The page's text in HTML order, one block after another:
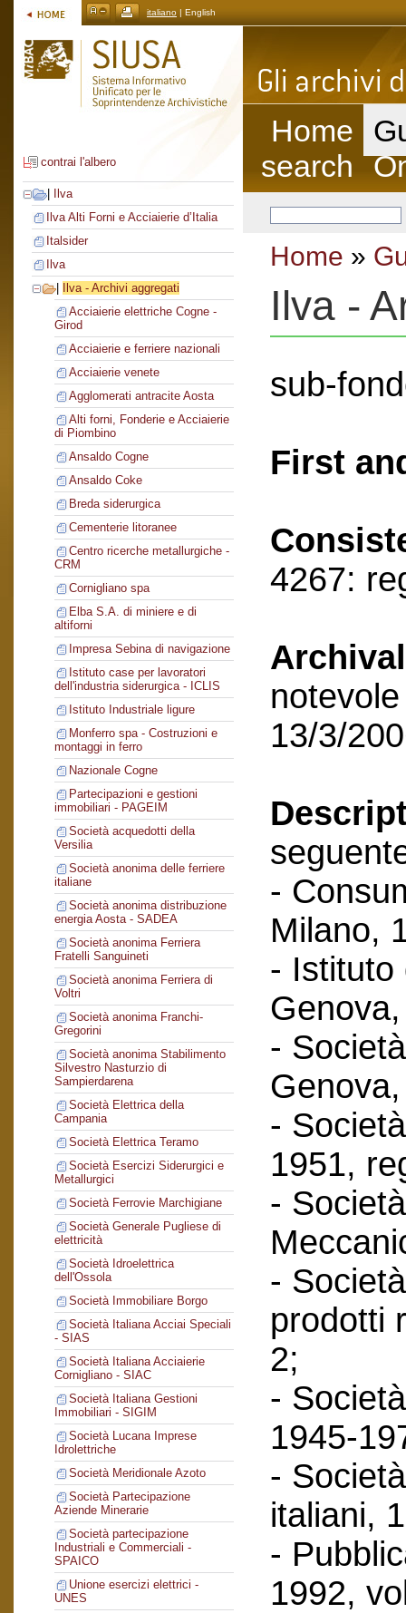
italiano | English
contrai l'albero
Ilva
Ilva Alti Forni e Acciaierie d’Italia
Italsider
Ilva
Ilva - Archivi aggregati
Acciaierie elettriche Cogne -
Girod
Acciaierie e ferriere nazionali
Acciaierie venete
Agglomerati antracite Aosta
Alti forni, Fonderie e Acciaierie
di Piombino
Ansaldo Cogne
Ansaldo Coke
Breda siderurgica
Cementerie litoranee
Centro ricerche metallurgiche -
CRM
Cornigliano spa
Elba S.A. di miniere e di
altiforni
Impresa Sebina di navigazione
Istituto case per lavoratori
dell'industria siderurgica - ICLIS
Istituto Industriale ligure
Monferro spa - Costruzioni e
montaggi in ferro
Nazionale Cogne
Partecipazioni e gestioni
immobiliari - PAGEIM
Società acquedotti della
Versilia
Società anonima delle ferriere
italiane
Società anonima distribuzione
energia Aosta - SADEA
Società anonima Ferriera
Fratelli Sanguineti
Società anonima Ferriera di
Voltri
Società anonima Franchi-
Gregorini
Società anonima Stabilimento
Silvestro Nasturzio di
Sampierdarena
Società Elettrica della
Campania
Società Elettrica Teramo
Società Esercizi Siderurgici e
Metallurgici
Società Ferrovie Marchigiane
Società Generale Pugliese di
elettricità
Società Idroelettrica
dell'Ossola
Società Immobiliare Borgo
Società Italiana Acciai Speciali
- SIAS
Società Italiana Acciaierie
Cornigliano - SIAC
Società Italiana Gestioni
Immobiliari - SIGIM
Società Lucana Imprese
Idrolettriche
Società Meridionale Azoto
Società Partecipazione
Aziende Minerarie
Società partecipazione
Industriali e Commerciali -
SPAICO
Unione esercizi elettrici -
UNES
Home
search
Home »
Ilva -
sub-
First
4267:
13/3/
-
Milano,
- Istituto
-
-
1951,
-
-
prodotti
2;
-
1945-
-
italiani,
-
1992,